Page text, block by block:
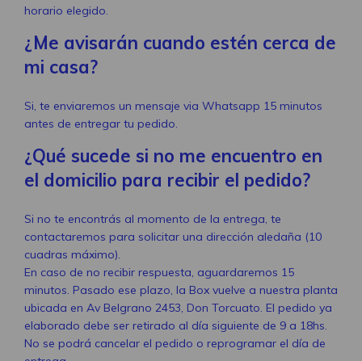
horario elegido.
¿Me avisarán cuando estén cerca de
mi casa?
Si, te enviaremos un mensaje via Whatsapp 15 minutos
antes de entregar tu pedido.
¿Qué sucede si no me encuentro en
el domicilio para recibir el pedido?
Si no te encontrás al momento de la entrega, te
contactaremos para solicitar una dirección aledaña (10
cuadras máximo).
En caso de no recibir respuesta, aguardaremos 15
minutos. Pasado ese plazo, la Box vuelve a nuestra planta
ubicada en Av Belgrano 2453, Don Torcuato. El pedido ya
elaborado debe ser retirado al día siguiente de 9 a 18hs.
No se podrá cancelar el pedido o reprogramar el día de